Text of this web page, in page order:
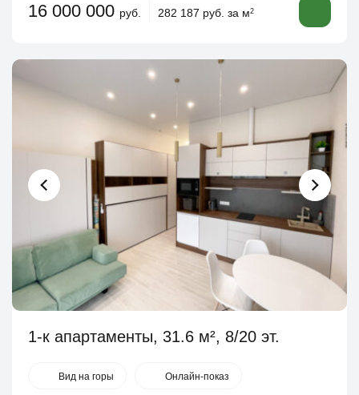
16 000 000 руб. 282 187 руб. за м2
1-к апартаменты, 31.6 м², 8/20 эт.
Вид на горы Онлайн-показ